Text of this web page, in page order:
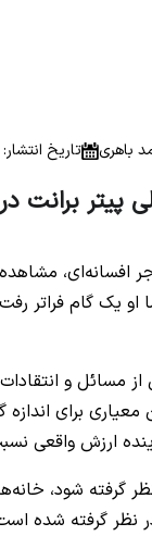
باهری تاریخ انتشار: 1403/06/03
پیتر برانت
افسانه‌ای،
او یک گام فراتر
از مسائل و
معیاری برای
ارزش واقعی
گرفته شود،
نظر گرفته شده